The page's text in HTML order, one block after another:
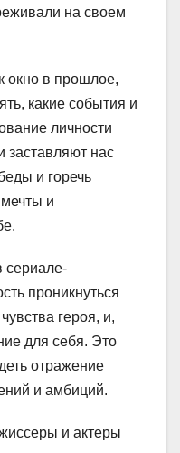
на своем
окно в прошлое,
какие события и
личности
заставляют нас
и горечь
и
сериале-
проникнуться
героя, и,
для себя. Это
отражение
и амбиций.
и актеры